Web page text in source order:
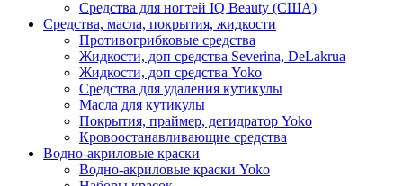
Средства для ногтей IQ Beauty (США)
Средства, масла, покрытия, жидкости
Противогрибковые средства
Жидкости, доп средства Severina, DeLakrua
Жидкости, доп средства Yoko
Средства для удаления кутикулы
Масла для кутикулы
Покрытия, праймер, дегидратор Yoko
Кровоостанавливающие средства
Водно-акриловые краски
Водно-акриловые краски Yoko